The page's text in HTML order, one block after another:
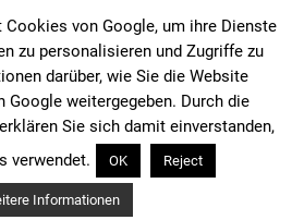
Cookies von Google, um ihre Dienste
zu personalisieren und Zugriffe zu
darüber, wie Sie die Website
Google weitergegeben. Durch die
Sie sich damit einverstanden,
verwendet.
OK Reject
Informationen